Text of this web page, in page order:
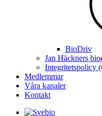
BioDriv
Jan Häckners
Integritetspolicy
Medlemmar
Våra kanaler
Kontakt